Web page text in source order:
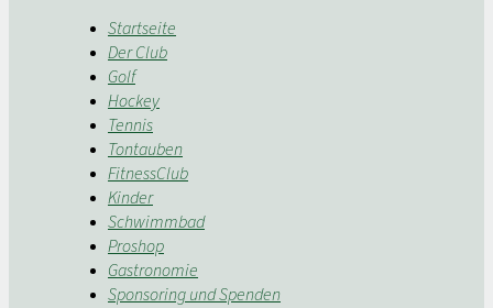
Startseite
Der Club
Golf
Hockey
Tennis
Tontauben
FitnessClub
Kinder
Schwimmbad
Proshop
Gastronomie
Sponsoring und Spenden